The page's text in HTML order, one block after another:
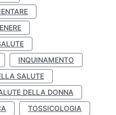
INQUINAMENTO
SALUTE
DELLA DONNA
TOSSICOLOGIA